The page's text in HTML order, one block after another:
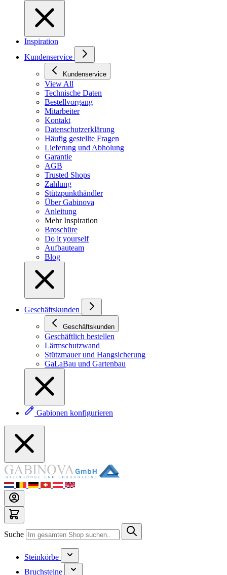
Inspiration
Kundenservice
Kundenservice
View All
Technische Daten
Bestellvorgang
Mitarbeiter
Kontakt
Datenschutzerklärung
Häufig gestellte Fragen
Lieferung und Abholung
Garantie
AGB
Trusted Shops
Zahlung
Stützpunkthändler
Über Gabinova
Anleitung
Mehr Inspiration
Broschüre
Do it yourself
Aufbauteam
Blog
Geschäftskunden
Geschäftskunden
Geschäftlich bestellen
Lärmschutzwand
Stützmauer und Hangsicherung
GaLaBau und Gartenbau
Gabionen konfigurieren
Suche
Steinkörbe
Bruchsteine